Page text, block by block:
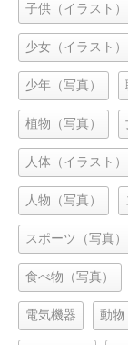
子供（イラスト）
少女（イラスト）
少年（写真）
植物（写真）
人体（イラスト）
人物（写真）
スポーツ（写真）
食べ物（写真）
電気機器 動物